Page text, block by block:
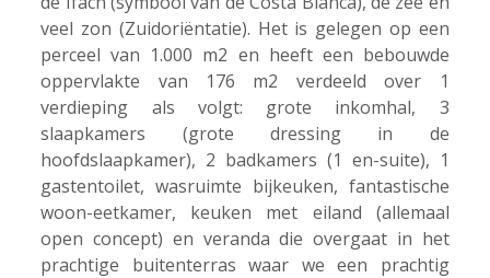
veel zon (Zuidoriëntatie). Het is gelegen op een
perceel van 1.000 m2 en heeft een bebouwde
oppervlakte van 176 m2 verdeeld over 1
verdieping als volgt: grote inkomhal, 3
slaapkamers (grote dressing in de
hoofdslaapkamer), 2 badkamers (1 en-suite), 1
gastentoilet, wasruimte bijkeuken, fantastische
woon-eetkamer, keuken met eiland (allemaal
open concept) en veranda die overgaat in het
prachtige buitenterras waar we een prachtig